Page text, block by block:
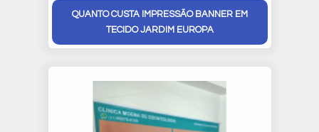
QUANTO CUSTA IMPRESSÃO BANNER EM
TECIDO JARDIM EUROPA